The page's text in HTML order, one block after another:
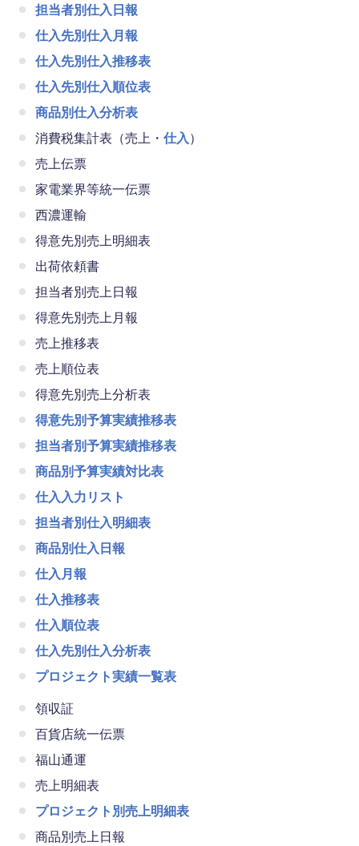
担当者別仕入日報
仕入先別仕入月報
仕入先別仕入推移表
仕入先別仕入順位表
商品別仕入分析表
消費税集計表（売上・ 仕入）
売上伝票
家電業界等統一伝票
西濃運輸
得意先別売上明細表
出荷依頼書
担当者別売上日報
得意先別売上月報
売上推移表
売上順位表
得意先別売上分析表
得意先別予算実績推移表
担当者別予算実績推移表
商品別予算実績対比表
仕入入力リスト
担当者別仕入明細表
商品別仕入日報
仕入月報
仕入推移表
仕入順位表
仕入先別仕入分析表
プロジェクト実績一覧表
領収証
百貨店統一伝票
福山通運
売上明細表
プロジェクト別売上明細表
商品別売上日報